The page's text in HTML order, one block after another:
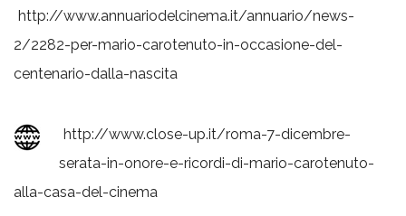
http://www.annuariodelcinema.it/annuario/news-
2/2282-per-mario-carotenuto-in-occasione-del-
centenario-dalla-nascita
http://www.close-up.it/roma-7-dicembre-
serata-in-onore-e-ricordi-di-mario-carotenuto-
alla-casa-del-cinema